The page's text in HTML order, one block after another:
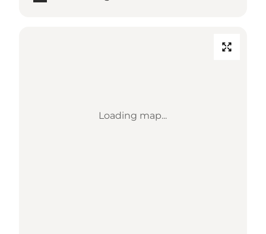
Loading map...